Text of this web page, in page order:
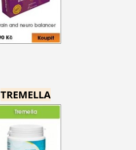
TREMELLA